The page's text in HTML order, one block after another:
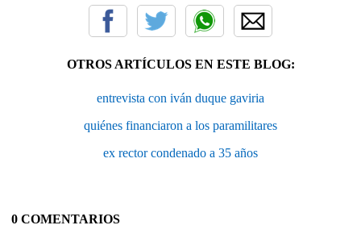
OTROS ARTÍCULOS EN ESTE BLOG:
entrevista con iván duque gaviria
quiénes financiaron a los paramilitares
ex rector condenado a 35 años
0 COMENTARIOS